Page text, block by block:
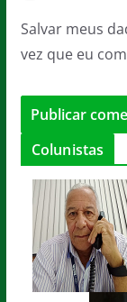
Salvar meus
vez que eu
Colunistas